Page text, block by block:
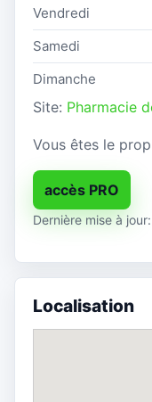
Vendredi
Samedi
Dimanche
Site: Pharmacie
Vous êtes le
accès PRO
Dernière mise à
Localisation